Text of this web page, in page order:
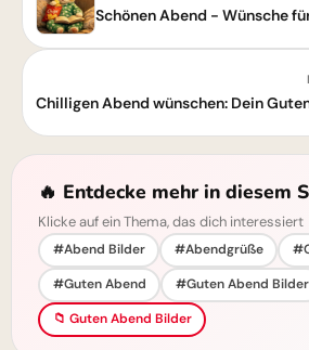
🔥 Entdecke mehr in diesem
Klicke auf ein Thema, das dich interessiert
#Abend Bilder #Abendgrüße
#Guten Abend
#Guten Abend Bilder
📁 Guten Abend Bilder